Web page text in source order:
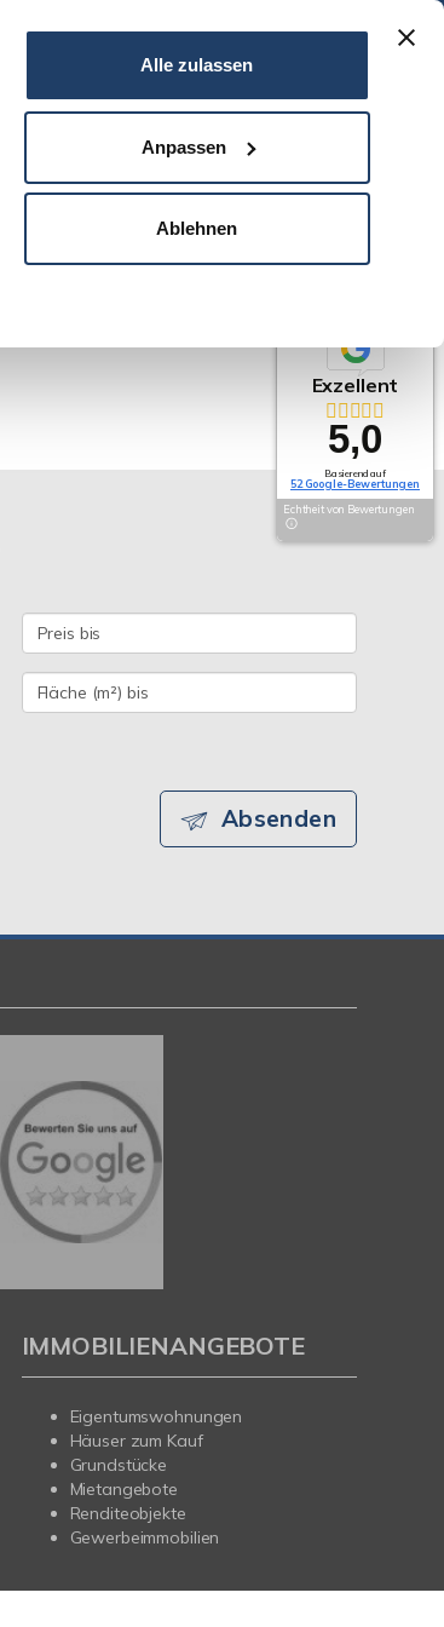
Alle zulassen
Anpassen
Ablehnen
Absenden
Exzellent
5,0
Basierend auf
52 Google-Bewertungen
Echtheit von Bewertungen
IMMOBILIENANGEBOTE
Eigentumswohnungen
Häuser zum Kauf
Grundstücke
Mietangebote
Renditeobjekte
Gewerbeimmobilien